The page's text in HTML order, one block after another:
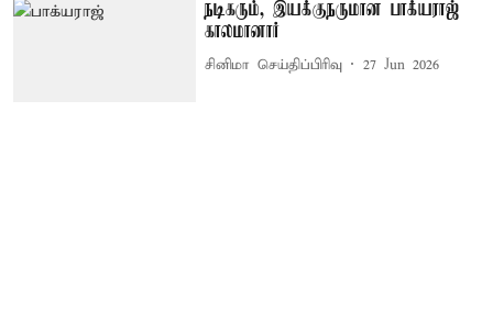
நடிகரும், இயக்குநருமான பாக்யராஜ்
காலமானார்
சினிமா செய்திப்பிரிவு 27 Jun 2026